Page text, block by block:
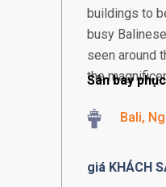
buildings to
busy
seen around
the
Sân bay
Bali,
giá KHÁCH